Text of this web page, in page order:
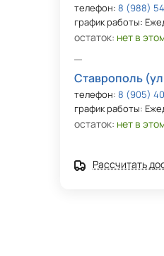
телефон:8 (988)
график работы:
остаток: нет в
Ставрополь
телефон:8 (905)
график работы:
остаток: нет в
Рассчитать